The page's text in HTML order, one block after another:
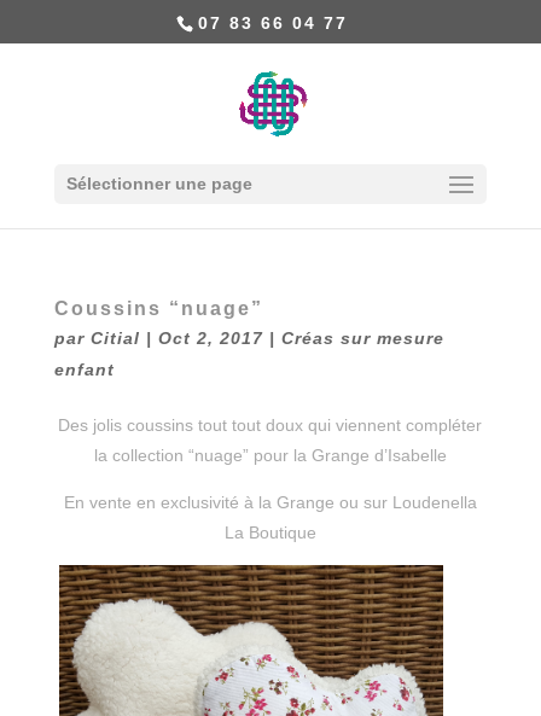
07 83 66 04 77
Sélectionner une page
Coussins “nuage”
par Citial | Oct 2, 2017| Créas sur mesure
enfant
Des jolis coussins tout tout doux qui viennent compléter
la collection “nuage” pour la Grange d’Isabelle
En vente en exclusivité à la Grange ou sur Loudenella
La Boutique